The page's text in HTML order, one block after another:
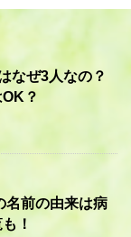
なぜ3人なの？
？
名前の由来は病
！